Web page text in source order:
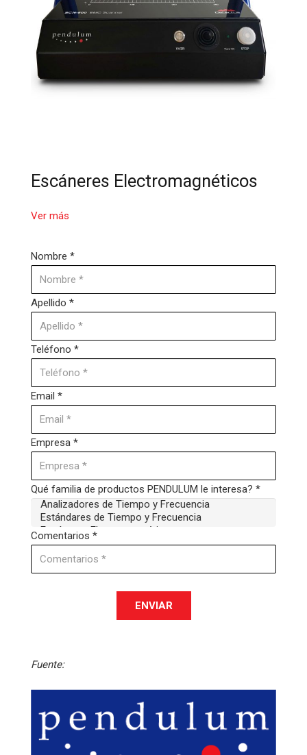
Escáneres Electromagnéticos
Ver más
Nombre *
Apellido *
Teléfono *
Email *
Empresa *
Qué familia de productos PENDULUM le interesa? *
Comentarios *
ENVIAR
Fuente: